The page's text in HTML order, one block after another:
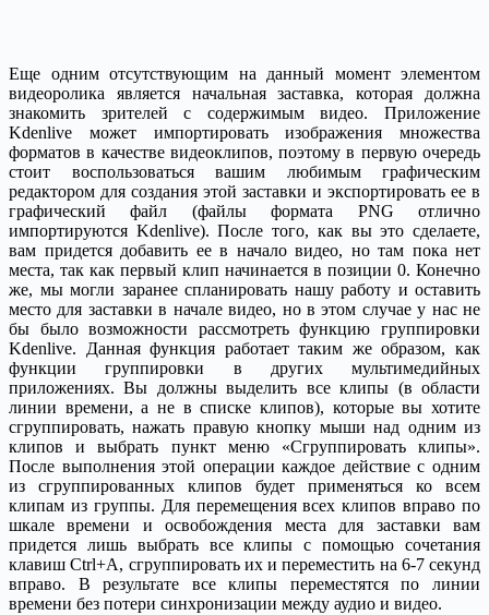
Еще одним отсутствующим на данный момент элементом
видеоролика является начальная заставка, которая должна
знакомить зрителей с содержимым видео. Приложение
Kdenlive может импортировать изображения множества
форматов в качестве видеоклипов, поэтому в первую очередь
стоит воспользоваться вашим любимым графическим
редактором для создания этой заставки и экспортировать ее в
графический файл (файлы формата PNG отлично
импортируются Kdenlive). После того, как вы это сделаете,
вам придется добавить ее в начало видео, но там пока нет
места, так как первый клип начинается в позиции 0. Конечно
же, мы могли заранее спланировать нашу работу и оставить
место для заставки в начале видео, но в этом случае у нас не
бы было возможности рассмотреть функцию группировки
Kdenlive. Данная функция работает таким же образом, как
функции группировки в других мультимедийных
приложениях. Вы должны выделить все клипы (в области
линии времени, а не в списке клипов), которые вы хотите
сгруппировать, нажать правую кнопку мыши над одним из
клипов и выбрать пункт меню «Сгруппировать клипы».
После выполнения этой операции каждое действие с одним
из сгруппированных клипов будет применяться ко всем
клипам из группы. Для перемещения всех клипов вправо по
шкале времени и освобождения места для заставки вам
придется лишь выбрать все клипы с помощью сочетания
клавиш Ctrl+A, сгруппировать их и переместить на 6-7 секунд
вправо. В результате все клипы переместятся по линии
времени без потери синхронизации между аудио и видео.